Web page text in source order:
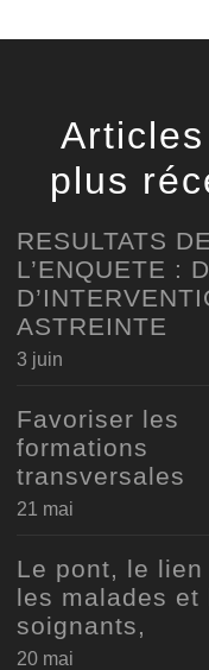
plus
RESULTATS DE
L’ENQUETE :
ASTREINTE
3 juin
Favoriser les
formations
transversales
21 mai
Le pont, le lien
les malades et
soignants,
20 mai